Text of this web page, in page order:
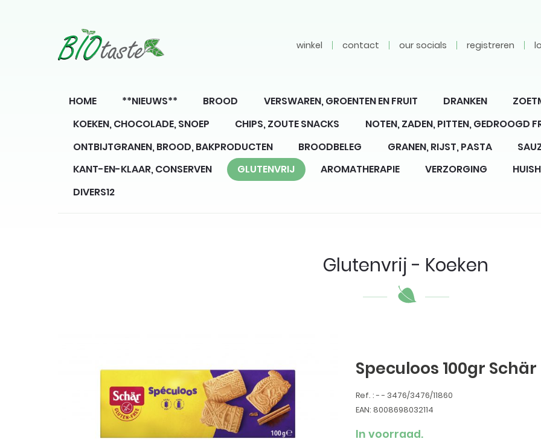
winkel contact our socials registreren
HOME **NIEUWS** BROOD VERSWAREN, GROENTEN EN FRUIT DRANKEN
KOEKEN, CHOCOLADE, SNOEP
CHIPS, ZOUTE SNACKS
NOTEN, ZADEN, PITTEN, GEDROOGD
ONTBIJTGRANEN, BROOD, BAKPRODUCTEN
BROODBELEG GRANEN, RIJST, PASTA
KANT-EN-KLAAR, CONSERVEN
GLUTENVRIJ AROMATHERAPIE VERZORGING
DIVERS12
Glutenvrij - Koeken
Speculoos 100gr Schär
Ref. : - - 3476/3476/11860
EAN: 8008698032114
In voorraad.